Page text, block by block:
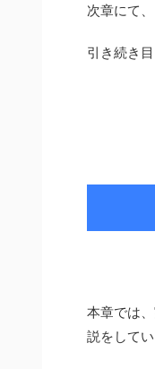
次章にて
引き続き
本章では
説をしてい